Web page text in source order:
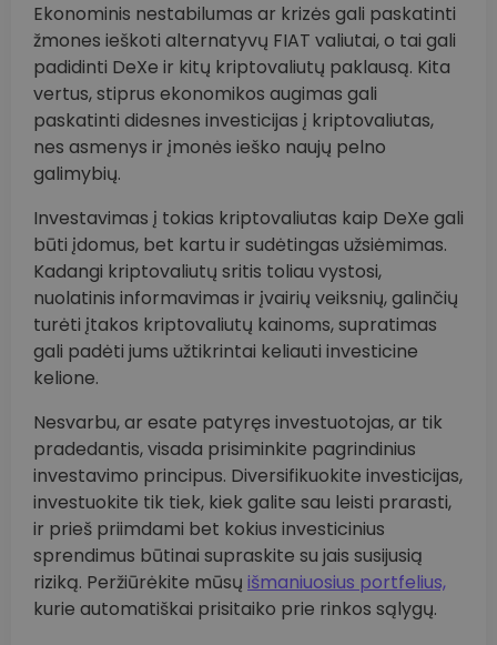
Ekonominis nestabilumas ar krizės gali paskatinti
žmones ieškoti alternatyvų FIAT valiutai, o tai gali
padidinti DeXe ir kitų kriptovaliutų paklausą. Kita
vertus, stiprus ekonomikos augimas gali
paskatinti didesnes investicijas į kriptovaliutas,
nes asmenys ir įmonės ieško naujų pelno
galimybių.
Investavimas į tokias kriptovaliutas kaip DeXe gali
būti įdomus, bet kartu ir sudėtingas užsiėmimas.
Kadangi kriptovaliutų sritis toliau vystosi,
nuolatinis informavimas ir įvairių veiksnių, galinčių
turėti įtakos kriptovaliutų kainoms, supratimas
gali padėti jums užtikrintai keliauti investicine
kelione.
Nesvarbu, ar esate patyręs investuotojas, ar tik
pradedantis, visada prisiminkite pagrindinius
investavimo principus. Diversifikuokite investicijas,
investuokite tik tiek, kiek galite sau leisti prarasti,
ir prieš priimdami bet kokius investicinius
sprendimus būtinai supraskite su jais susijusią
riziką. Peržiūrėkite mūsų išmaniuosius portfelius,
kurie automatiškai prisitaiko prie rinkos sąlygų.